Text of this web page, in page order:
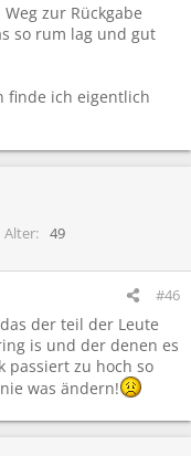
zur Rückgabe
so rum lag und gut
finde ich eigentlich
Alter
49
#46
der teil der Leute
is und der denen es
passiert zu hoch so
was ändern!